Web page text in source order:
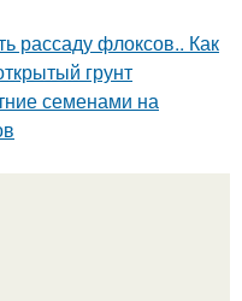
рассаду флоксов.. Как
грунт
семенами на